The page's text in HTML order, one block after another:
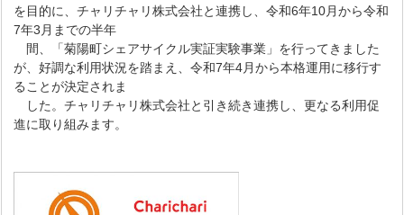
を目的に、チャリチャリ株式会社と連携し、令和6年10月から令和
7年3月までの半年
間、「菊陽町シェアサイクル実証実験事業」を行ってきました
が、好調な利用状況を踏まえ、令和7年4月から本格運用に移行す
ることが決定されま
した。チャリチャリ株式会社と引き続き連携し、更なる利用促
進に取り組みます。